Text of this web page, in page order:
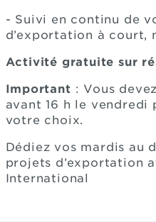
- Suivi en continu de
d’exportation à court,
Activité gratuite sur
Important : Vous
avant 16 h le vendredi
votre choix.
Dédiez vos mardis au
projets d’exportation
International